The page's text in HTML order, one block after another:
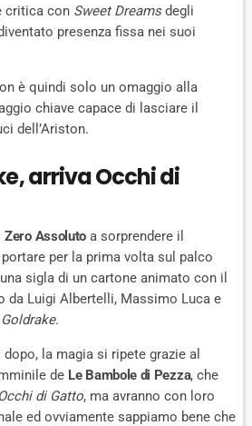
critica con Sweet Dreamsdegli
presenza fissa nei suoi
è quindi solo un omaggio alla
chiave capace di lasciare il
dell’Ariston.
arriva Occhi di
Zero Assoluto a sorprendere il
per la prima volta sul palco
sigla di un cartone animato con il
da Luigi Albertelli, Massimo Luca e
Goldrake.
la magia si ripete grazie al
de Le Bambole di Pezza, che
Occhi di Gatto, ma avranno con loro
ed ovviamente sappiamo bene che